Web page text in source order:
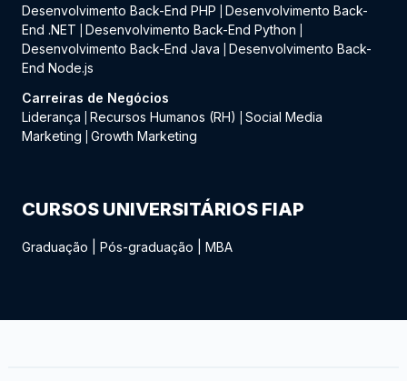
Desenvolvimento Back-End PHP
Desenvolvimento Back-
End .NET
Desenvolvimento Back-End Python
Desenvolvimento Back-End Java
Desenvolvimento Back-
End Node.js
Carreiras de Negócios
Liderança
Recursos Humanos (RH)
Social Media
Marketing
Growth Marketing
CURSOS UNIVERSITÁRIOS FIAP
Graduação Pós-graduação MBA